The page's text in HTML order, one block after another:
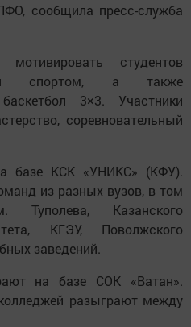
сообщила пресс-служба
студентов
спортом, а также
3×3. Участники
соревновательный
базе КСК «УНИКС» (КФУ).
из разных вузов, в том
Казанского
КГЭУ, Поволжского
заведений.
на базе СОК «Ватан».
разыграют между